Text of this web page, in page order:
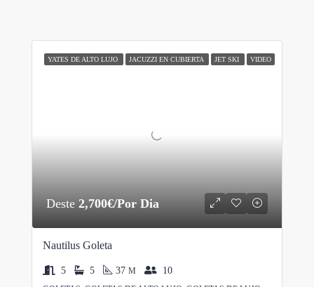
YATES DE ALTO LUJO JACUZZI EN CUBIERTA JET SKI VIDEO
Deste 2,700€/Por Dia
Nautilus Goleta
5 5 37 M 10